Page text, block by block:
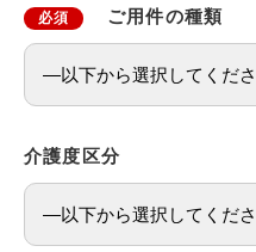
必須 ご用件の種類
介護度区分